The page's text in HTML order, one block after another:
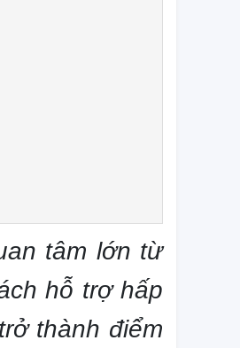
tâm lớn từ
hỗ trợ hấp
thành điểm